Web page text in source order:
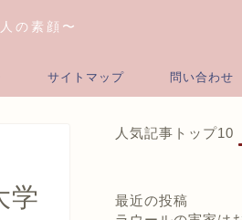
の素顔〜
サイトマップ 問い合わせ
学
人気記事トップ10
最近の投稿